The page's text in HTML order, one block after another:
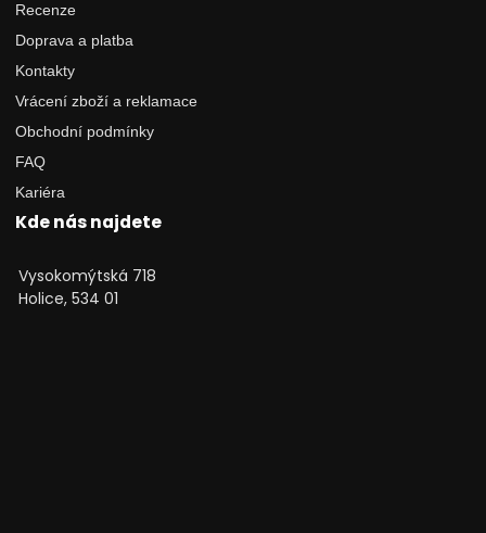
Recenze
Doprava a platba
Kontakty
Vrácení zboží a reklamace
Obchodní podmínky
FAQ
Kariéra
Kde nás najdete
Vysokomýtská 718
Holice, 534 01